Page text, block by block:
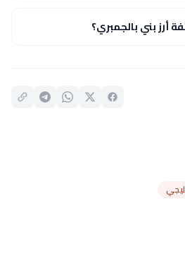
بني بالجمبري؟